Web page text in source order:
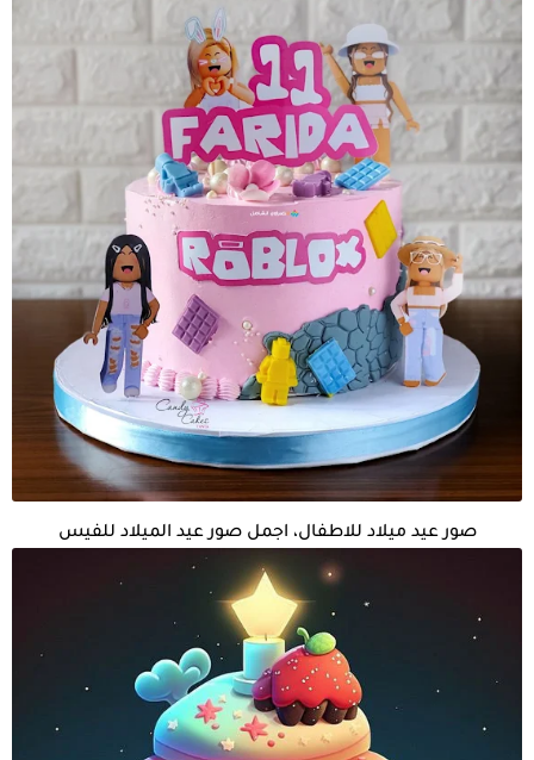
صور عيد ميلاد للاطفال، اجمل صور عيد الميلاد للفيس